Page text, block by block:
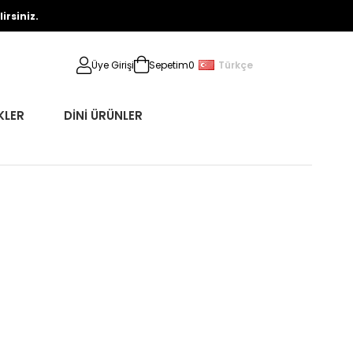
Üye Girişi Sepetim0 Türkçe
DİNİ ÜRÜNLER